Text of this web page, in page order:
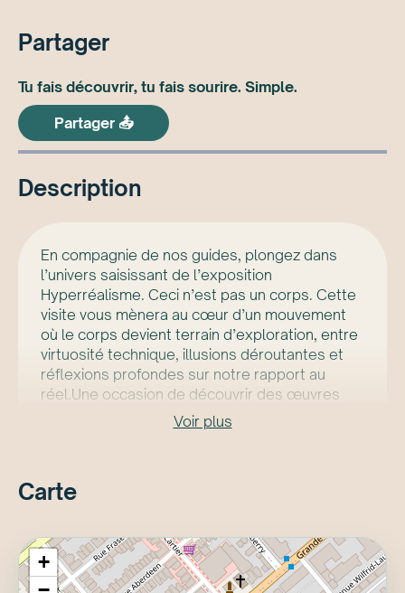
Partager
Tu fais découvrir, tu fais sourire. Simple.
Partager 📤
Description
En compagnie de nos guides, plongez dans
l’univers saisissant de l’exposition
Hyperréalisme. Ceci n’est pas un corps. Cette
visite vous mènera au cœur d’un mouvement
où le corps devient terrain d’exploration, entre
virtuosité technique, illusions déroutantes et
réflexions profondes sur notre rapport au
réel.Une occasion de découvrir des œuvres
riches en expérimentations, en remises en
question et en prises de position artistiques
Régulier : 3 $ | Membres : Gratuit | 17 ans et
l'achat du billet d'entrée
Visites en français : 11:00, 13:30, 15:00 et
Voir plus
Carte
+